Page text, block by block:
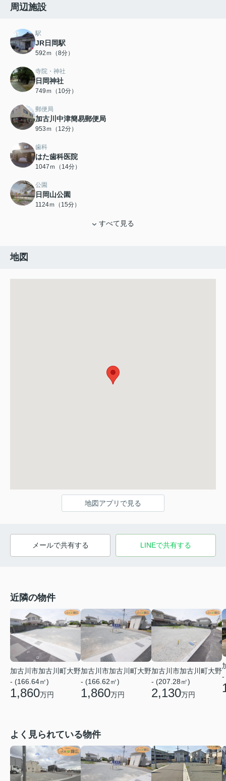
周辺施設
駅
JR日岡駅
592ｍ（8分）
寺院・神社
日岡神社
749ｍ（10分）
郵便局
加古川中津簡易郵便局
953ｍ（12分）
歯科
はた歯科医院
1047ｍ（14分）
公園
日岡山公園
1124ｍ（15分）
すべて見る
地図
地図アプリで見る
メールで共有する LINEで共有する
近隣の物件
加古川市加古川町大野
- (166.64㎡)
1,860万円
加古川市加古川町大野
- (166.62㎡)
1,860万円
加古川市加古川町大野
- (207.28㎡)
2,130万円
-
よく見られている物件